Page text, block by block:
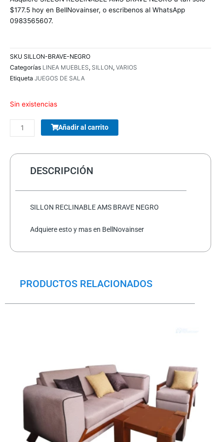
era:
$232.0.
es:
$177.5 hoy en BellNovainser, o escribenos al WhatsApp
0983565607.
SKU SILLON-BRAVE-NEGRO
Categorías LINEA MUEBLES, SILLON, VARIOS
Etiqueta JUEGOS DE SALA
Sin existencias
COMBO
TECLADO/MOUSE
178990
INALAMBRICO
Añadir al carrito
DESCRIPCIÓN
SILLON RECLINABLE AMS BRAVE NEGRO
Adquiere esto y mas en BellNovainser
PRODUCTOS RELACIONADOS